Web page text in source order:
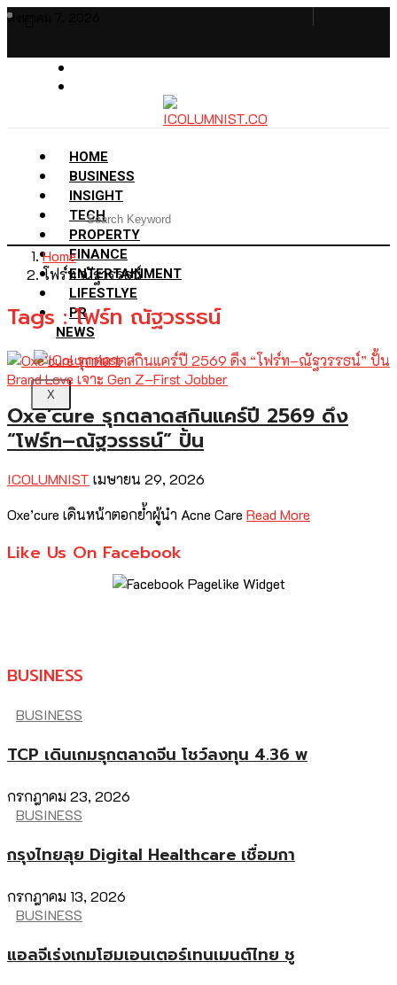
สิงหาคม 7, 2026
HOME
BUSINESS
INSIGHT
TECH
PROPERTY
FINANCE
ENTERTAINMENT
LIFESTLYE
PR
NEWS
X
Home
โฟร์ท ณัฐวรรธน์
Tags : โฟร์ท ณัฐวรรธน์
Oxe’cure รุกตลาดสกินแคร์ปี 2569 ดึง
“โฟร์ท–ณัฐวรรธน์” ปั้น
ICOLUMNIST เมษายน 29, 2026
Oxe’cure เดินหน้าตอกย้ำผู้นำ Acne Care Read More
Like Us On Facebook
BUSINESS
BUSINESS
TCP เดินเกมรุกตลาดจีน โชว์ลงทุน 4.36 พ
กรกฎาคม 23, 2026
BUSINESS
กรุงไทยลุย Digital Healthcare เชื่อมกา
กรกฎาคม 13, 2026
BUSINESS
แอลจีเร่งเกมโฮมเอนเตอร์เทนเมนต์ไทย ชู